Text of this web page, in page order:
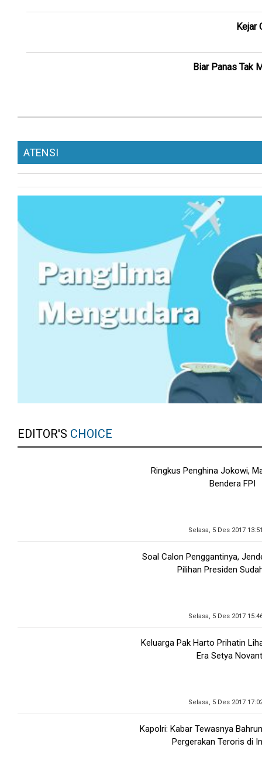
Kejar
Biar Panas Tak
ATENSI
EDITOR'S CHOICE
Ringkus Penghina Jokowi,
Bendera FPI
Selasa, 5 Des 2017
Soal Calon Penggantinya,
Pilihan Presiden
Selasa, 5 Des 2017
Keluarga Pak Harto Prihatin
Era Setya
Selasa, 5 Des 2017
Kapolri: Kabar Tewasnya
Pergerakan Teroris di